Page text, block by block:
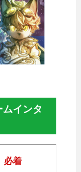
ムインタ
必着